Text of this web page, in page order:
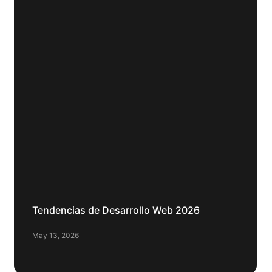
Tendencias de Desarrollo Web 2026
May 13, 2026